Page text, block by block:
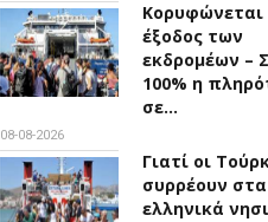
Κορυφώνεται
έξοδος των
εκδρομέων –
100% η
σε…
08-08-2026
Γιατί οι
συρρέουν στα
ελληνικά